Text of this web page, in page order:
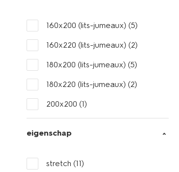
160x200 (lits-jumeaux) (5)
160x220 (lits-jumeaux) (2)
180x200 (lits-jumeaux) (5)
180x220 (lits-jumeaux) (2)
200x200 (1)
eigenschap
stretch (11)